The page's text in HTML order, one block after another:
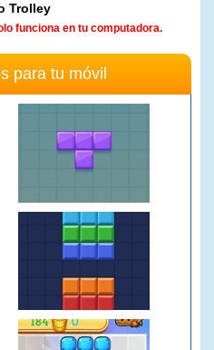
Trolley
funciona en tu computadora.
para tu móvil